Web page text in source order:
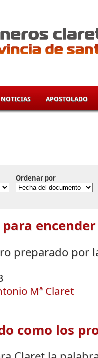
NOTICIAS APOSTOLADO
Ordenar por
preparado por
Mª Claret
como los